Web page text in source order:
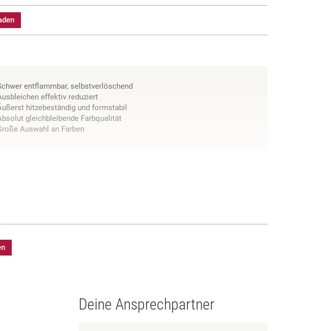
entflammbar, selbstverlöschend
effektiv reduziert
hitzebeständig und formstabil
gleichbleibende Farbqualität
Auswahl an Farben
Deine Ansprechpartner